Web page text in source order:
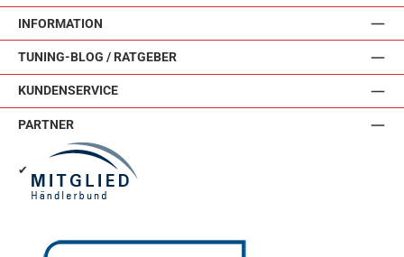
INFORMATION
TUNING-BLOG / RATGEBER
KUNDENSERVICE
PARTNER
✔